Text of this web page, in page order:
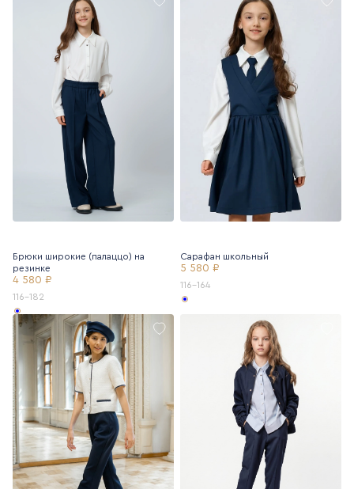
Брюки широкие (палаццо) на
резинке
4 580 ₽
116-182
Сарафан школьный
5 580 ₽
116-164